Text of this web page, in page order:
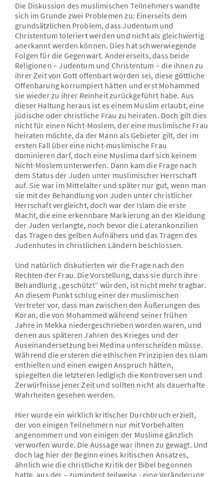
Die Diskussion des muslimischen Teilnehmers wandte
sich im Grunde zwei Problemen zu: Einerseits dem
grundsätzlichen Problem, dass Judentum und
Christentum toleriert werden und nicht als gleichwertig
anerkannt werden können. Dies hat schwerwiegende
Folgen für die Gegenwart. Andererseits, dass beide
Religionen – Judentum und Christentum – die ihnen zu
ihrer Zeit von Gott offenbart worden sei, diese göttliche
Offenbarung korrumpiert hätten und erst Mohammed
sie wieder zu ihrer Reinheit zurückgeführt habe. Aus
dieser Haltung heraus ist es einem Muslim erlaubt, eine
jüdische oder christliche Frau zu heiraten. Doch gilt dies
nicht für einen Nicht-Moslem, der eine muslimische Frau
heiraten möchte, da der Mann als Gebieter gilt, der im
ersten Fall über eine nicht-muslimische Frau
dominieren darf, doch eine Muslima darf sich keinem
Nicht-Moslem unterwerfen. Dann kam die Frage nach
dem Status der Juden unter muslimischer Herrschaft
auf. Sie war im Mittelalter und später nur gut, wenn man
sie mit der Behandlung von Juden unter christlicher
Herrschaft vergleicht, doch war der Islam die erste
Macht, die eine erkennbare Markierung an der Kleidung
der Juden verlangte, noch bevor die Laterankonzilien
das Tragen des gelben Aufnähers und das Tragen des
Judenhutes in christlichen Ländern beschlossen.
Und natürlich diskutierten wir die Frage nach den
Rechten der Frau. Die Vorstellung, dass sie durch ihre
Behandlung „geschützt“ würden, ist nicht mehr tragbar.
An diesem Punkt schlug einer der muslimischen
Vertreter vor, dass man zwischen den Äußerungen des
Koran, die von Mohammed während seiner frühen
Jahre in Mekka niedergeschrieben worden waren, und
denen aus späteren Jahren des Krieges und der
Auseinandersetzung bei Medina unterscheiden müsse.
Während die ersteren die ethischen Prinzipien des Islam
enthielten und einen ewigen Anspruch hätten,
spiegelten die letzteren lediglich die Kontroversen und
Zerwürfnisse jener Zeit und sollten nicht als dauerhafte
Wahrheiten gesehen werden.
Hier wurde ein wirklich kritischer Durchbruch erzielt,
der von einigen Teilnehmern nur mit Vorbehalten
angenommen und von einigen der Muslime gänzlich
verworfen wurde. Die Aussage war ihnen zu gewagt. Und
doch lag hier der Beginn eines kritischen Ansatzes,
ähnlich wie die christliche Kritik der Bibel begonnen
hatte, aus der – zumindest teilweise - eine Veränderung